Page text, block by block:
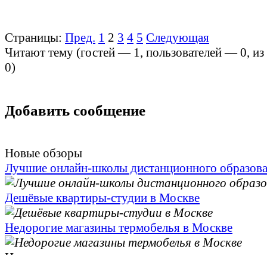
Страницы: Пред. 1 2 3 4 5 Следующая
Читают тему (гостей — 1, пользователей —0,
0)
Добавить сообщение
Новые обзоры
Лучшие онлайн-школы дистанционного
Дешёвые квартиры-студии в Москве
Недорогие магазины термобелья в Москве